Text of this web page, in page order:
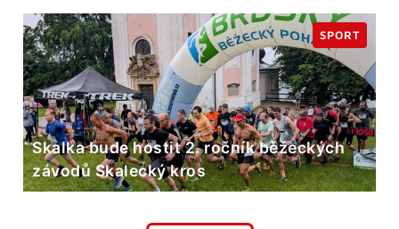
Skalka bude hostit 2. ročník běžeckých
závodů Skalecký kros
SPORT